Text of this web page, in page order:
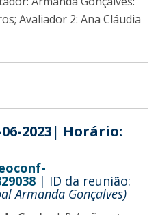
Avaliador 2: Ana Cláudia
06-2023| Horário:
| ID da reunião:
Armanda Gonçalves)